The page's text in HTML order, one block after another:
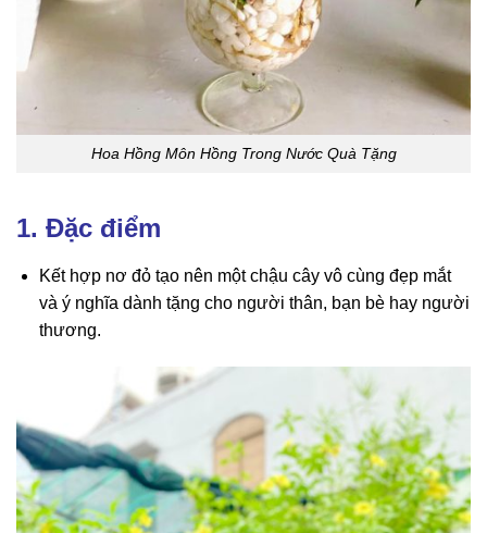
Hoa Hồng Môn Hồng Trong Nước Quà Tặng
1. Đặc điểm
Kết hợp nơ đỏ tạo nên một chậu cây vô cùng đẹp mắt
và ý nghĩa dành tặng cho người thân, bạn bè hay người
thương.